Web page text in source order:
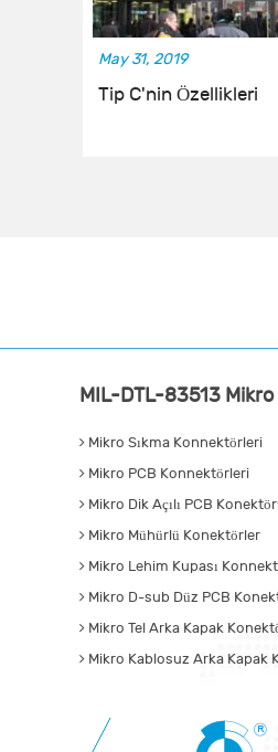
May 31, 2019
Tip C'nin Özellikleri
MIL-DTL-83513
Mikro Sıkma Konnektörleri
Mikro PCB Konnektörleri
Mikro Dik Açılı PCB
Mikro Mühürlü Konektörler
Mikro Lehim Kupası
Mikro D-sub Düz PCB
Mikro Tel Arka Kapak
Mikro Kablosuz Arka Kapak